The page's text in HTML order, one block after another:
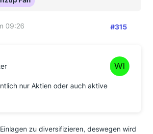
09:26 #315
nur Aktien oder auch aktive
zu diversifizieren, deswegen wird